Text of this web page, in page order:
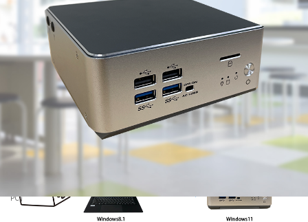
製品・サービス 法人向けPC・Windows11IoT Enterprise搭載「VALTEC Mini
PC」